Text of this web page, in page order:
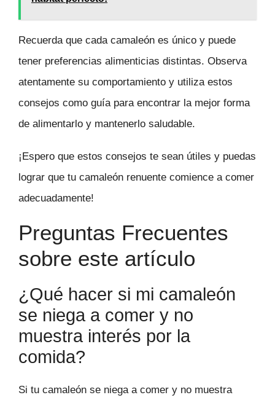
Recuerda que cada camaleón es único y puede
tener preferencias alimenticias distintas. Observa
atentamente su comportamiento y utiliza estos
consejos como guía para encontrar la mejor forma
de alimentarlo y mantenerlo saludable.
¡Espero que estos consejos te sean útiles y puedas
lograr que tu camaleón renuente comience a comer
adecuadamente!
Preguntas Frecuentes
sobre este artículo
¿Qué hacer si mi camaleón
se niega a comer y no
muestra interés por la
comida?
Si tu camaleón se niega a comer y no muestra